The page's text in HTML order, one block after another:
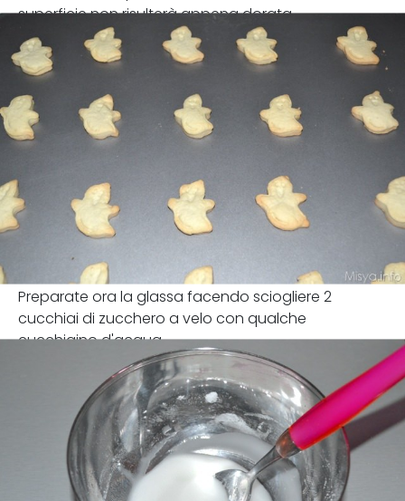
superficie non risulterà appena dorata.
Preparate ora la glassa facendo sciogliere 2
cucchiai di zucchero a velo con qualche
cucchiaino d'acqua.